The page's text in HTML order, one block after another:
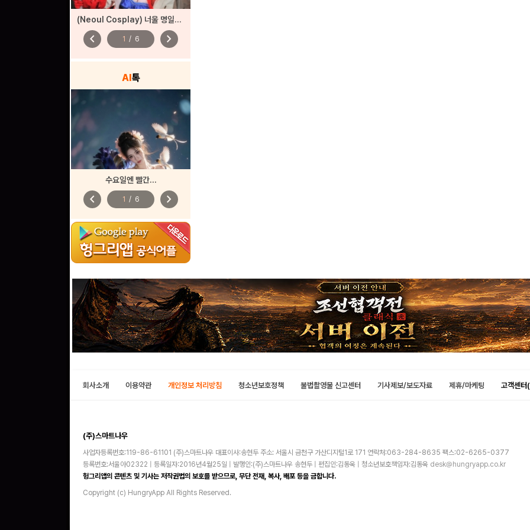
(Neoul Cosplay) 너울 명일방주
chevron_left 1 / 6 chevron_right
AI톡
수요일엔 빨간...
chevron_left 1 / 6 chevron_right
회사소개 이용약관 개인정보 처리방침 청소년보호정책 불법촬영물 신고센터 기사제보/보도자료 제휴/마케팅 고객센
(주)스마트나우
사업자등록번호:119-86-61101 (주)스마트나우 대표이사:송현두 주소: 서울시 금천구 가산디지털1로 171 연락처:063-284-8635 팩스:02-6265-0377
등록번호:서울아02322 | 등록일자:2016년4월25일 | 발행인:(주)스마트나우 송현두 | 편집인:김동욱 | 청소년보호책임자:김동욱 desk@hungryapp.co.kr
헝그리앱의 콘텐츠 및 기사는 저작권법의 보호를 받으므로, 무단 전재, 복사, 배포 등을 금합니다.
Copyright (c) HungryApp All Rights Reserved.